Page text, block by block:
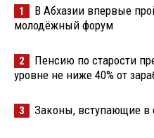
1
В Абхазии впервые
молодёжный форум
2
Пенсию по старости
уровне не ниже 40% от
3 Законы, вступающие в